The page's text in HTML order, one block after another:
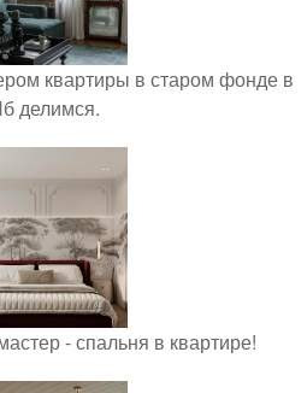
квартиры в старом фонде в
делимся.
- спальня в квартире!